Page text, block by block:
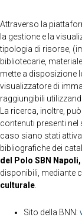
Attraverso la
la gestione e la
tipologia di risorse,
bibliotecarie,
mette a disposizione
visualizzatore di
raggiungibili
La ricerca, inoltre,
contenuti presenti nel
caso siano stati
bibliografiche dei
del Polo SBN
disponibili, mediante
culturale
Sito della BNN: